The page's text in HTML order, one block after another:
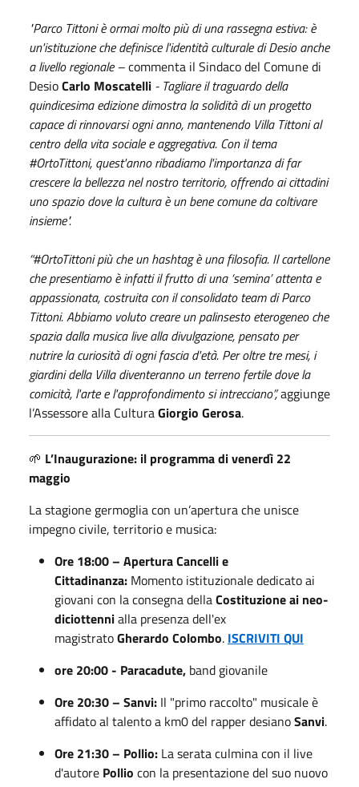
"Parco Tittoni è ormai molto più di una rassegna estiva: è
un'istituzione che definisce l'identità culturale di Desio anche
a livello regionale –commenta il Sindaco del Comune di
DesioCarlo Moscatelli - Tagliare il traguardo della
quindicesima edizione dimostra la solidità di un progetto
capace di rinnovarsi ogni anno, mantenendo Villa Tittoni al
centro della vita sociale e aggregativa. Con il tema
#OrtoTittoni, quest'anno ribadiamo l'importanza di far
crescere la bellezza nel nostro territorio, offrendo ai cittadini
uno spazio dove la cultura è un bene comune da coltivare
insieme".
“#OrtoTittoni più che un hashtag è una filosofia. Il cartellone
che presentiamo è infatti il frutto di una ‘semina’ attenta e
appassionata, costruita con il consolidato team di Parco
Tittoni. Abbiamo voluto creare un palinsesto eterogeneo che
spazia dalla musica live alla divulgazione, pensato per
nutrire la curiosità di ogni fascia d'età. Per oltre tre mesi, i
giardini della Villa diventeranno un terreno fertile dove la
comicità, l'arte e l'approfondimento si intrecciano”,aggiunge
l’Assessore alla CulturaGiorgio Gerosa.
🌱 L’Inaugurazione: il programma di venerdì 22
maggio
La stagione germoglia con un’apertura che unisce
impegno civile, territorio e musica:
Ore 18:00 – Apertura Cancelli e
Cittadinanza: Momento istituzionale dedicato ai
giovani con la consegna dellaCostituzione ai neo-
diciottennialla presenza dell'ex
magistratoGherardo Colombo. ISCRIVITI QUI
ore 20:00 - Paracadute, band giovanile
Ore 20:30 – Sanvi: Il "primo raccolto" musicale è
affidato al talento a km0 del rapper desianoSanvi.
Ore 21:30 – Pollio: La serata culmina con il live
d'autore Pollio con la presentazione del suo nuovo